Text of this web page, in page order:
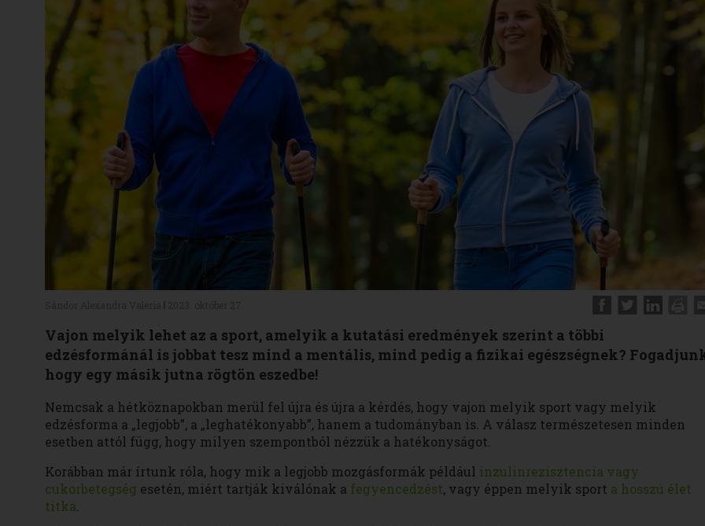
Vajon melyik lehet az a sport, amelyik a kutatási eredmények szerint a többi
edzésformánál is jobbat tesz mind a mentális, mind pedig a fizikai egészségnek?
hogy egy másik jutna rögtön eszedbe!
Nemcsak a hétköznapokban merül fel újra és újra a kérdés, hogy vajon melyik sport vagy melyik
edzésforma a „legjobb”, a „leghatékonyabb”, hanem a tudományban is. A válasz természetesen minden
esetben attól függ, hogy milyen szempontból nézzük a hatékonyságot.
Korábban már írtunk róla, hogy mik a legjobb mozgásformák például inzulinrezisztencia vagy
cukorbetegség esetén, miért tartják kiválónak a fegyencedzést, vagy éppen melyik sport a hosszú élet
titka